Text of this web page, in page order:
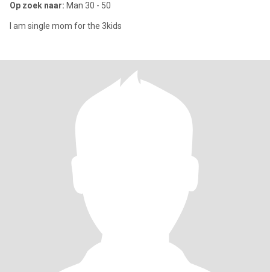
Op zoek naar: Man 30 - 50
I am single mom for the 3kids